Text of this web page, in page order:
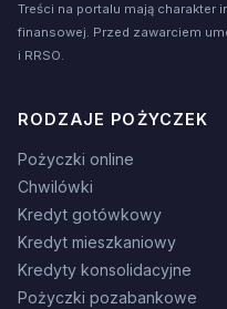
Treści na portalu mają charakter
finansowej. Przed zawarciem
i RRSO.
RODZAJE POŻYCZEK
Pożyczki online
Chwilówki
Kredyt gotówkowy
Kredyt mieszkaniowy
Kredyty konsolidacyjne
Pożyczki pozabankowe